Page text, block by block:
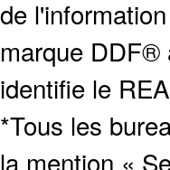
de
marque DDF®
identifie le
*Tous les
la mention «